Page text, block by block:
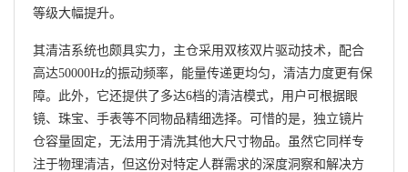
等级大幅提升。
其清洁系统也颇具实力，主仓采用双核双片驱动技术，配合
高达50000Hz的振动频率，能量传递更均匀，清洁力度更有保
障。此外，它还提供了多达6档的清洁模式，用户可根据眼
镜、珠宝、手表等不同物品精细选择。可惜的是，独立镜片
仓容量固定，无法用于清洗其他大尺寸物品。虽然它同样专
注于物理清洁，但这份对特定人群需求的深度洞察和解决方